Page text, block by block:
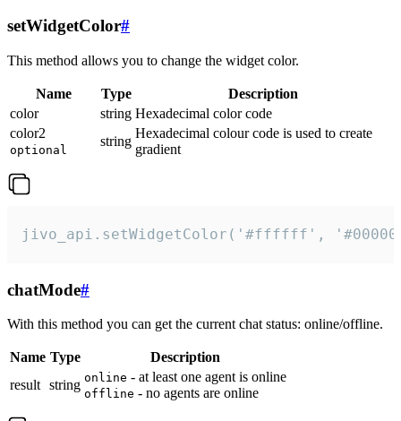
setWidgetColor#
This method allows you to change the widget color.
Name Type
Description
color
string Hexadecimal color code
color2
optional
string
Hexadecimal colour code is used to create
gradient
jivo_api.setWidgetColor('#ffffff',
chatMode#
With this method you can get the current chat status: online/offline.
Name Type
Description
result string online - at least one agent is online
offline - no agents are online